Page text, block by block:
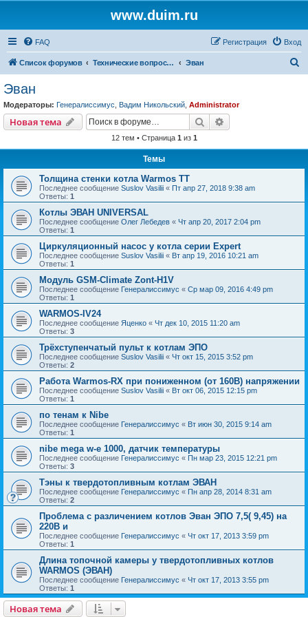
www.duim.ru
FAQ Вход
Регистрация
Список форумов Технические вопросы (по производителям и брендам) Эван
Эван
Модераторы: Генералиссимус Вадим Никольский Administrator
Новая тема Поиск
12 тем • Страница 1 из 1
Темы
Толщина стенки котла Warmos TT
Последнее сообщение Suslov Vasilii « Пт апр 27, 2018 9:38 am
Ответы: 1
Котлы ЭВАН UNIVERSAL
Последнее сообщение Олег Лебедев « Чт апр 20, 2017 2:04 pm
Ответы: 1
Циркуляционный насос у котла серии Expert
Последнее сообщение Suslov Vasilii « Вт апр 19, 2016 10:21 am
Ответы: 1
Модуль GSM-Climate Zont-H1V
Последнее сообщение Генералиссимус « Ср мар 09, 2016 4:49 pm
Ответы: 1
WARMOS-IV24
Последнее сообщение Яценко « Чт дек 10, 2015 11:20 am
Ответы: 3
Трёхступенчатый пульт к котлам ЭПО
Последнее сообщение Suslov Vasilii « Чт окт 15, 2015 3:52 pm
Ответы: 2
Работа Warmos-RX при пониженном (от 160В) напряжении
Последнее сообщение Suslov Vasilii « Вт окт 06, 2015 12:15 pm
Ответы: 1
по тенам к Nibe
Последнее сообщение Генералиссимус « Вт июн 30, 2015 9:14 am
Ответы: 1
nibe mega w-e 1000, датчик температуры
Последнее сообщение Генералиссимус « Пн мар 23, 2015 12:21 pm
Ответы: 3
Тэны к твердотопливным котлам ЭВАН
Последнее сообщение Генералиссимус « Пн апр 28, 2014 8:31 am
Ответы: 2
Проблема с различением котлов Эван ЭПО 7,5( 9,45) на
220В и
Последнее сообщение Генералиссимус « Чт окт 17, 2013 3:59 pm
Ответы: 1
Длина топочной камеры у твердотопливных котлов
WARMOS (ЭВАН)
Последнее сообщение Генералиссимус « Чт окт 17, 2013 3:55 pm
Ответы: 1
Новая тема